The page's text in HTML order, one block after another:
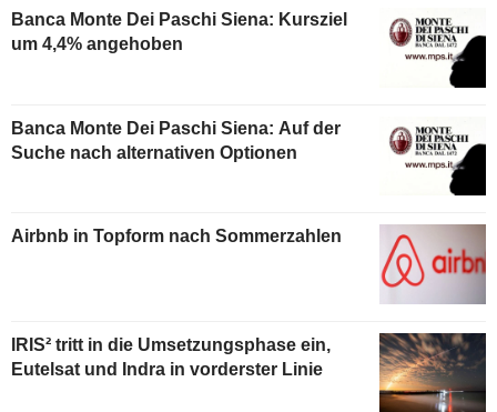
Banca Monte Dei Paschi Siena: Kursziel
um 4,4% angehoben
Banca Monte Dei Paschi Siena: Auf der
Suche nach alternativen Optionen
Airbnb in Topform nach Sommerzahlen
IRIS² tritt in die Umsetzungsphase ein,
Eutelsat und Indra in vorderster Linie